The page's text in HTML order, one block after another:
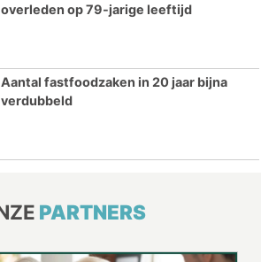
overleden op 79-jarige leeftijd
Aantal fastfoodzaken in 20 jaar bijna
verdubbeld
PARTNERS